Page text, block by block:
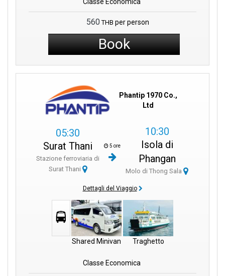
560 THB per person
Book
Phantip 1970 Co.,
Ltd
05:30
Surat Thani
Stazione ferroviaria di
Surat Thani
5 ore
10:30
Isola di
Phangan
Molo di Thong Sala
Dettagli del Viaggio
Shared Minivan Traghetto
Classe Economica